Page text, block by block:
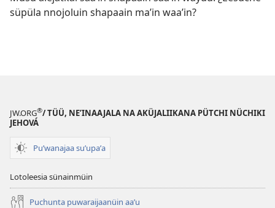
süpüla nnojoluin shapaain maʼin waaʼin?
JW.ORG®/ TÜÜ, NEʼINAAJALA NA AKÜJALIIKANA PÜTCHI NÜCHIKI
JEHOVÁ
Puʼwanajaa suʼupaʼa
Lotoleesia sünainmüin
Puchunta puwaraijaanüin aaʼu